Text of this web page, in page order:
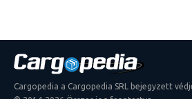
Cargopedia a Cargopedia SRL bejegyzett